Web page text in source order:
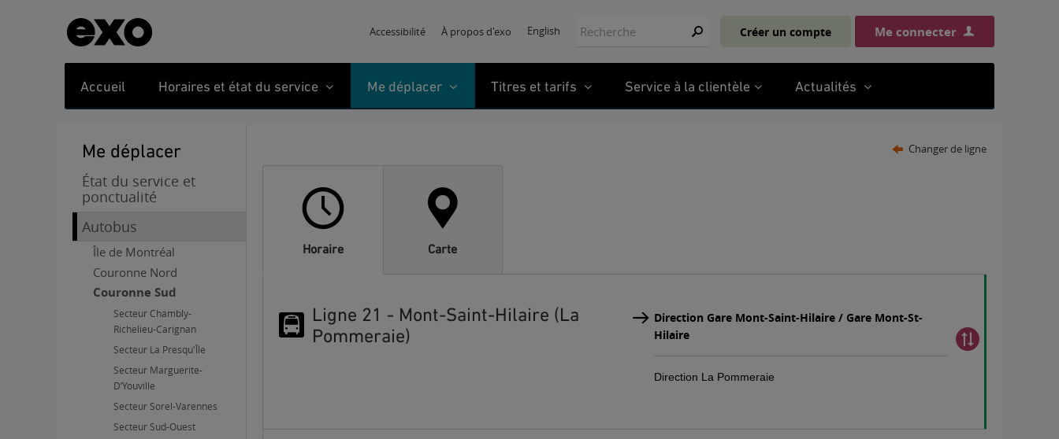
Accessibilité À propos d'exo English Créer un compte Me connecter
Accueil Horaires et état du service Me déplacer Titres et tarifs Service à la clientèle Actualités
Me déplacer
État du service et
ponctualité
Autobus
Île de Montréal
Couronne Nord
Couronne Sud
Secteur Chambly-
Richelieu-Carignan
Secteur La Presqu'Île
Secteur Marguerite-
D’Youville
Secteur Sorel-Varennes
Secteur Sud-Ouest
Changer de ligne
Horaire Carte
Ligne 21 - Mont-Saint-Hilaire (La
Pommeraie)
Direction Gare Mont-Saint-Hilaire / Gare Mont-St-
Hilaire
Direction La Pommeraie